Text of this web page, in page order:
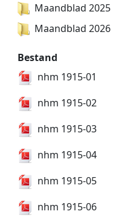
Maandblad 2025
Maandblad 2026
Bestand
nhm 1915-01
nhm 1915-02
nhm 1915-03
nhm 1915-04
nhm 1915-05
nhm 1915-06